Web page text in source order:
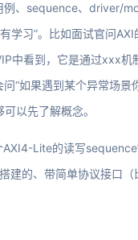
、sequence、driver/
学习”。比如面试官问
中看到，它是通过xxx
“如果遇到某个异常场
以先了解概念。
Lite的读写
建的、带简单协议接口